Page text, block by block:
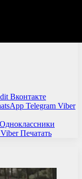
Вконтакте
Telegram Viber
Одноклассники
Viber Печатать